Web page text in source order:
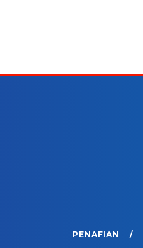
PENAFIAN